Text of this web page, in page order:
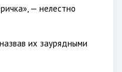
— нелестно
их заурядными